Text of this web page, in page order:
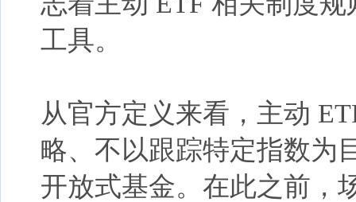
工具。
从官方定义来看，主动
略、不以跟踪特定指数为
开放式基金。在此之前，